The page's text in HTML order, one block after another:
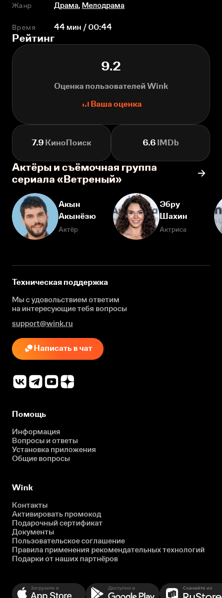
Жанр Драма, Мелодрама
Время 44 мин / 00:44
Рейтинг
9.2
Оценка пользователей Wink
Ваша оценка
7.9 КиноПоиск 6.6IMDb
Актёры и съёмочная группа
сериала «Ветреный»
Акын
Акынёзю
Актёр
Эбру
Шахин
Актриса
Техническая поддержка
Мы с удовольствием ответим
на интересующиетебя вопросы
support@wink.ru
Написать в чат
Помощь
Информация
Вопросы и ответы
Установка приложения
Общие вопросы
Wink
Контакты
Активировать промокод
Подарочный сертификат
Документы
Пользовательское соглашение
Правила применения рекомендательных технологий
Подарки от наших партнёров